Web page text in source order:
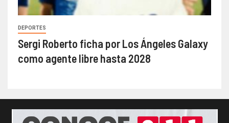
DEPORTES
Sergi Roberto ficha por Los Ángeles Galaxy
como agente libre hasta 2028